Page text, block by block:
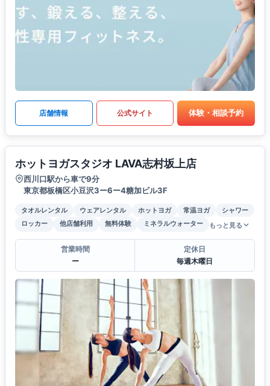
店舗情報 公式サイト 体験・相談予約
ホットヨガスタジオ LAVA志村坂上店
西川口駅から車で9分
東京都板橋区小豆沢3ー6ー4糖加ビル3F
タオルレンタル ウェアレンタル ホットヨガ 常温ヨガ
シャワー
ロッカー
他店舗利用 無料体験 ミネラルウォーター もっと見る
営業時間
ー
定休日
毎週木曜日